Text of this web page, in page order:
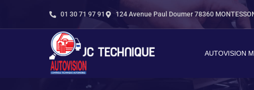
01 30 71 97 91 124 Avenue Paul Doumer 78360
AUTOVISION